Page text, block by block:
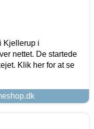
Kjellerup i
nettet. De startede
Klik her for at se